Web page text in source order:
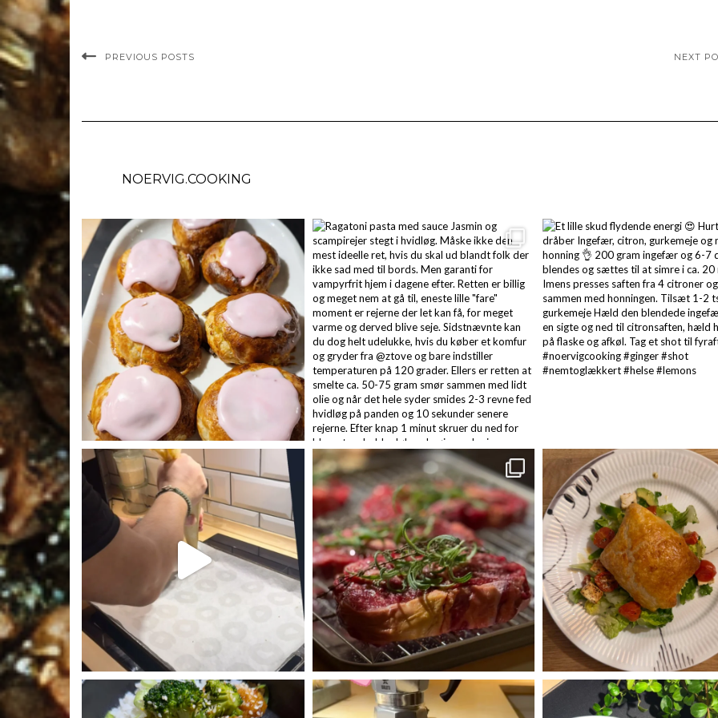
PREVIOUS POSTS NEXT
NOERVIG.COOKING